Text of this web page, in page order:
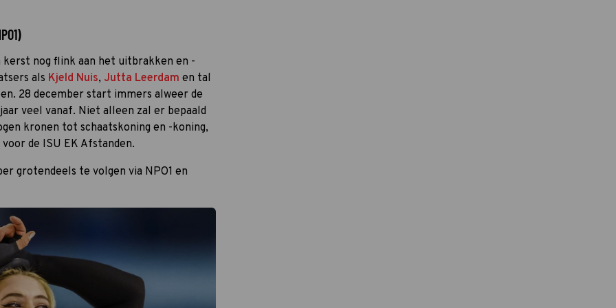
kerst nog flink aan het uitbrakken en -
als Kjeld Nuis, Jutta Leerdam en tal
28 december start immers alweer de
veel vanaf. Niet alleen zal er bepaald
kronen tot schaatskoning en -koning,
de ISU EK Afstanden.
grotendeels te volgen via NPO1 en